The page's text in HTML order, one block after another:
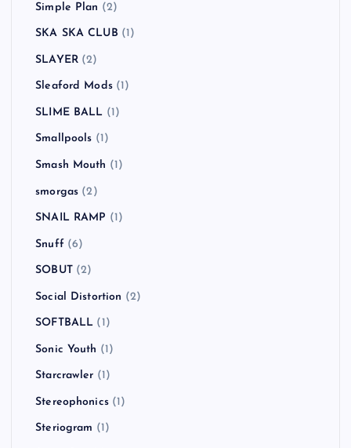
Simple Plan (2)
SKA SKA CLUB (1)
SLAYER(2)
Sleaford Mods(1)
SLIME BALL (1)
Smallpools (1)
Smash Mouth (1)
smorgas (2)
SNAIL RAMP (1)
Snuff (6)
SOBUT(2)
Social Distortion (2)
SOFTBALL (1)
Sonic Youth (1)
Starcrawler (1)
Stereophonics(1)
Steriogram (1)